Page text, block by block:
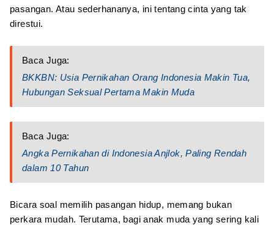
pasangan. Atau sederhananya, ini tentang cinta yang tak
direstui.
Baca Juga:
BKKBN: Usia Pernikahan Orang Indonesia Makin Tua,
Hubungan Seksual Pertama Makin Muda
Baca Juga:
Angka Pernikahan di Indonesia Anjlok, Paling Rendah
dalam 10 Tahun
Bicara soal memilih pasangan hidup, memang bukan
perkara mudah. Terutama, bagi anak muda yang sering kali